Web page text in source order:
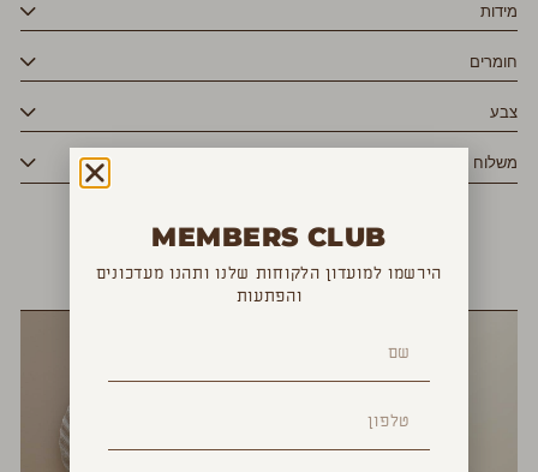
מידות
חומרים
צבע
משלוח
YOU MAY ALSO LIKE
MEMBERS CLUB
הירשמו למועדון הלקוחות שלנו ותהנו מעדכונים
והפתעות